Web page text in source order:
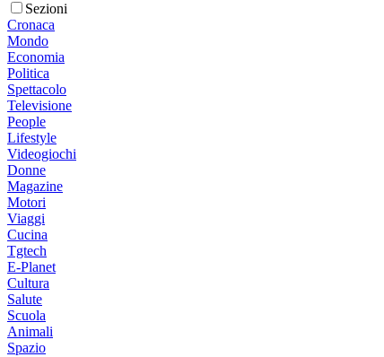
Sezioni
Cronaca
Mondo
Economia
Politica
Spettacolo
Televisione
People
Lifestyle
Videogiochi
Donne
Magazine
Motori
Viaggi
Cucina
Tgtech
E-Planet
Cultura
Salute
Scuola
Animali
Spazio